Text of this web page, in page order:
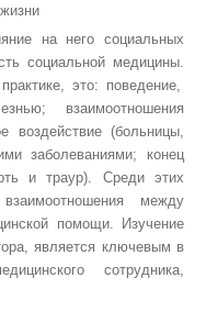
на него социальных
социальной медицины
это: поведение,
взаимоотношения
воздействие (больницы,
заболеваниями; конец
и траур). Среди этих
между
помощи. Изучение
является ключевым в
сотрудника,